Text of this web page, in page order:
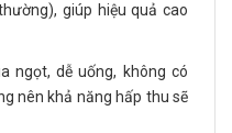
giúp hiệu quả cao
ngọt, dễ uống, không có
nên khả năng hấp thu sẽ